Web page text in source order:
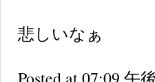
悲しいなぁ